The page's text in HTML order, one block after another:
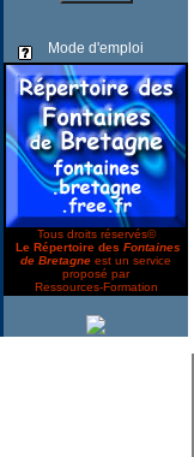
Mode d'emploi
Tous droits réservés©
Le Répertoire des Fontaines
de Bretagne est un service
proposé par
Ressources-Formation